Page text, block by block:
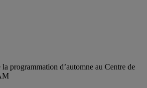
programmation d’automne au Centre de